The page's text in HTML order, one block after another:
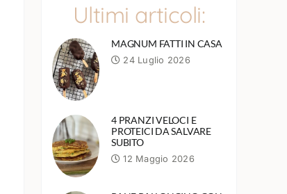
Ultimi articoli:
MAGNUM FATTI IN CASA
24 Luglio 2026
4 PRANZI VELOCI E
PROTEICI DA SALVARE
SUBITO
12 Maggio 2026